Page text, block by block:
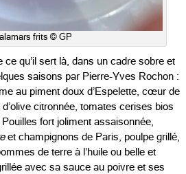
frits © GP
qu’il sert là, dans un cadre sobre et
saisons par Pierre-Yves Rochon :
au piment doux d’Espelette, cœur de
citronnée, tomates cerises bios
fort joliment assaisonnée,
et champignons de Paris, poulpe grillé,
de terre à l’huile ou belle et
avec sa sauce au poivre et ses